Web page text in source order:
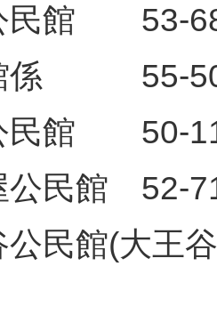
民館 53-
係 55-
民館 50-
民館 52-
民館(大王